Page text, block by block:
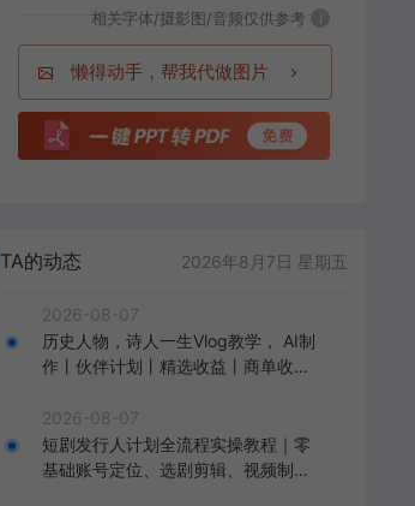
相关字体/摄影图/音频仅供参考 i
懒得动手，帮我代做图片
TA的动态 2026年8月7日 星期五
2026-08-07
历史人物，诗人一生Vlog教学， AI制
作丨伙伴计划丨精选收益丨商单收徒
2026-08-07
短剧发行人计划全流程实操教程｜零
基础账号定位、选剧剪辑、视频制